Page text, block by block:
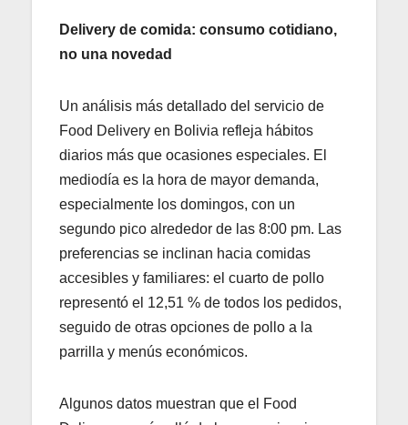
Delivery de comida: consumo cotidiano,
no una novedad
Un análisis más detallado del servicio de
Food Delivery en Bolivia refleja hábitos
diarios más que ocasiones especiales. El
mediodía es la hora de mayor demanda,
especialmente los domingos, con un
segundo pico alrededor de las 8:00 pm. Las
preferencias se inclinan hacia comidas
accesibles y familiares: el cuarto de pollo
representó el 12,51 % de todos los pedidos,
seguido de otras opciones de pollo a la
parrilla y menús económicos.
Algunos datos muestran que el Food